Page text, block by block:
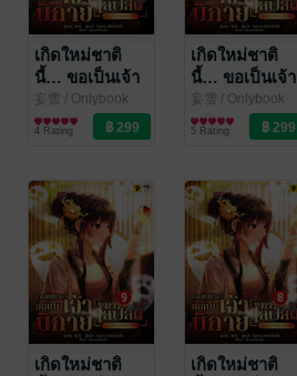
เกิดใหม่ชาติ
นี้… ขอเป็นเจ้า
นิกายมาไลฟ์สด
เล่ม 12
妄雪 / Onlybook
นิยายแฟนตาซี
4 Rating
เกิดใหม่ชาติ
นี้… ขอเป็นเจ้า
นิกายมาไลฟ์สด
เล่ม 11
妄雪 / Onlybook
นิยายแฟนตาซี
5 Rating
เกิดใหม่ชาติ
เกิดใหม่ชาติ